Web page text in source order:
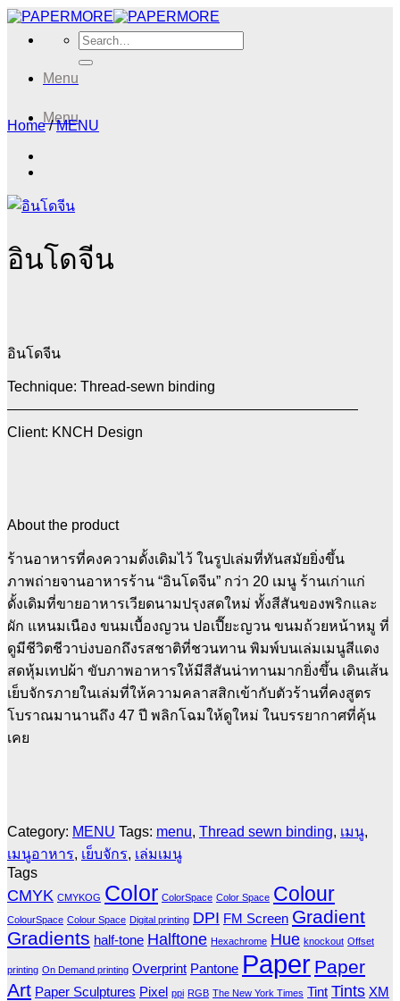
Skip
content
Search
for:
Menu
Menu
Home / MENU
อินโดจีน
อินโดจีน
Technique: Thread-sewn binding
Client: KNCH Design
About the product
ร้านอาหารที่คงความดั้งเดิมไว้ ในรูปเล่มที่ทันสมัยยิ่งขึ้น
ภาพถ่ายจานอาหารร้าน “อินโดจีน” กว่า 20 เมนู ร้านเก่าแก่
ดั้งเดิมที่ขายอาหารเวียดนามปรุงสดใหม่ ทั้งสีสันของพริกและ
ผัก แหนมเนือง ขนมเบื้องญวน ปอเปี๊ยะญวน ขนมถ้วยหน้าหมู ที่
ดูมีชีวิตชีวาบ่งบอกถึงรสชาติที่ชวนทาน พิมพ์บนเล่มเมนูสีแดง
สดหุ้มเทปผ้า ขับภาพอาหารให้มีสีสันน่าทานมากยิ่งขึ้น เดินเส้น
เย็บจักรภายในเล่มที่ให้ความคลาสสิกเข้ากับตัวร้านที่คงสูตร
โบราณมานานถึง 47 ปี พลิกโฉมให้ดูใหม่ ในบรรยากาศที่คุ้น
เคย
Category: MENU Tags: menu, Thread sewn binding, เมนู,
เมนูอาหาร, เย็บจักร, เล่มเมนู
Tags
CMYK CMYKOG Color ColorSpace Color Space Colour
ColourSpace Colour Space Digital printing DPI FM Screen Gradient
Gradients half-tone Halftone Hexachrome Hue knockout Offset
printing On Demand printing Overprint Pantone Paper Paper
Art Paper Sculptures Pixel ppi RGB The New York Times Tint Tints XM